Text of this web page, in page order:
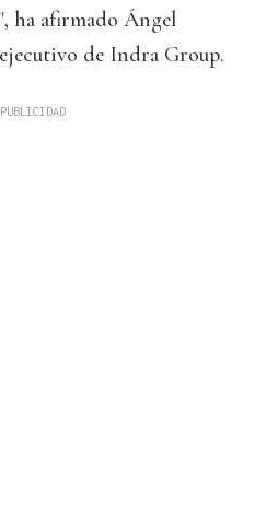
ha afirmado Ángel
de Indra Group.